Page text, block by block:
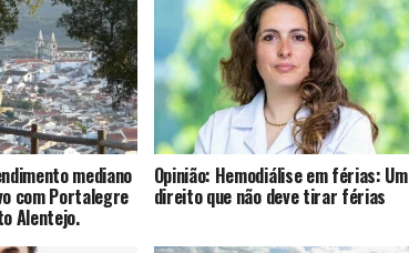
mediano
com Portalegre
Alentejo.
Opinião: Hemodiálise em férias: Um
direito que não deve tirar férias